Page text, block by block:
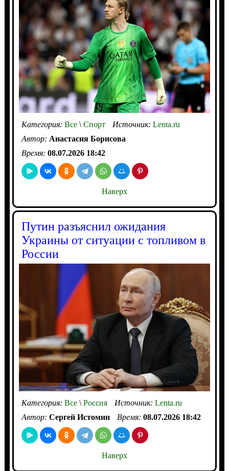
Категория: Все\Спорт Источник: Lenta.ru
Автор: Анастасия Борисова
Время: 08.07.2026 18:42
Наверх
Путин разъяснил ожидания
Украины от ситуации с топливом в
России
Категория: Все\Россия Источник: Lenta.ru
Автор: Сергей Истомин Время: 08.07.2026 18:42
Наверх